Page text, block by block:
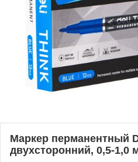
Маркер перманентный
двухсторонний, 0,5-1,0